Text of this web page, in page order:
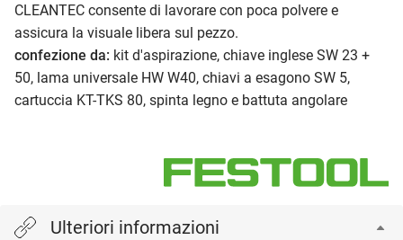
CLEANTEC consente di lavorare con poca polvere e
assicura la visuale libera sul pezzo.
confezione da: kit d'aspirazione, chiave inglese SW 23 +
50, lama universale HW W40, chiavi a esagono SW 5,
cartuccia KT-TKS 80, spinta legno e battuta angolare
Ulteriori informazioni